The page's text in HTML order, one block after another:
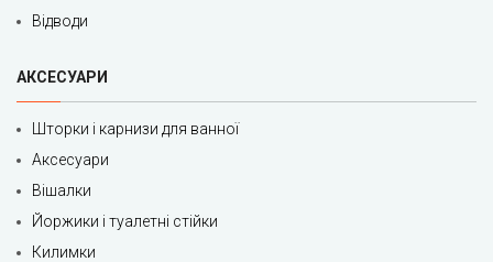
Відводи
АКСЕСУАРИ
Шторки і карнизи для ванної
Аксесуари
Вішалки
Йоржики і туалетні стійки
Килимки